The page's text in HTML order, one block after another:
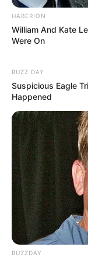
HABERION
William And Kate
Were On
BUZZ DAY
Suspicious Eagle
Happened
BUZZDAY